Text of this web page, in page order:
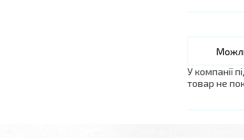
У компанії
товар не